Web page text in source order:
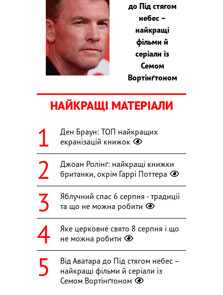
до Під стягом
небес –
найкращі
фільми й
серіали із
Семом
Вортінґтоном
НАЙКРАЩІ МАТЕРІАЛИ
Ден Браун: ТОП найкращих
екранізацій книжок
Джоан Ролінґ: найкращі книжки
британки, окрім Гаррі Поттера
Яблучний спас 6 серпня - традиції
та що не можна робити
Яке церковне свято 8 серпня і що
не можна робити
Від Аватара до Під стягом небес –
найкращі фільми й серіали із
Семом Вортінґтоном